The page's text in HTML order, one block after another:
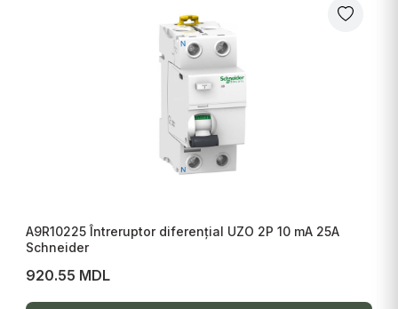
A9R10225 Întreruptor diferențial UZO 2P 10 mA 25A
Schneider
920.55 MDL